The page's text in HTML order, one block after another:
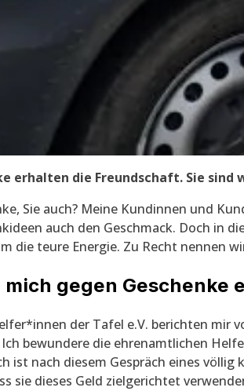
erhalten die Freundschaft. Sie
Sie auch? Meine Kundinnen und
auch den Geschmack. Doch in
die teure Energie. Zu Recht nennen
mich gegen Geschenke
der Tafel e.V. berichten mir
Ich bewundere die ehrenamtlichen
ist nach diesem Gespräch eines
sie dieses Geld zielgerichtet